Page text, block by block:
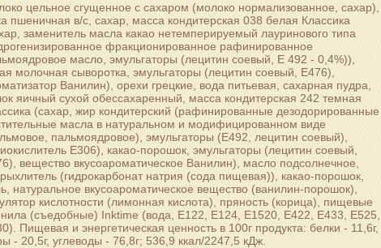
цельное сгущенное с сахаром (молоко нормализованное, сахар),
пшеничная в/с, сахар, масса кондитерская 038 белая Классика
заменитель масла какао нетемперируемый лауринового типа
фракционированное рафинированное
масло, эмульгаторы (лецитин соевый, Е 492 - 0,4%)),
молочная сыворотка, эмульгаторы (лецитин соевый, Е476),
Ванилин), орехи грецкие, вода питьевая, сахарная пудра,
яичный сухой обессахаренный, масса кондитерская 242 темная
(сахар, жир кондитерский (рафинированные дезодорированные
масла в натуральном и модифицированном виде
пальмоядровое), эмульгаторы (Е492, лецитин соевый),
Е306), какао-порошок, эмульгаторы (лецитин соевый,
вещество вкусоароматическое Ванилин), масло подсолнечное,
(гидрокарбонат натрия (сода пищевая)), какао-порошок,
натуральное вкусоароматическое вещество (ванилин-порошок),
кислотности (лимонная кислота), пряность (корица), пищевые
(съедобные) Inktime (вода, Е122, Е124, Е1520, Е422, Е433, Е525,
Пищевая и энергетическая ценность в 100г продукта: белки - 11,6г,
- 20,5г, углеводы - 76,8г; 536,9 ккал/2247,5 кДж.